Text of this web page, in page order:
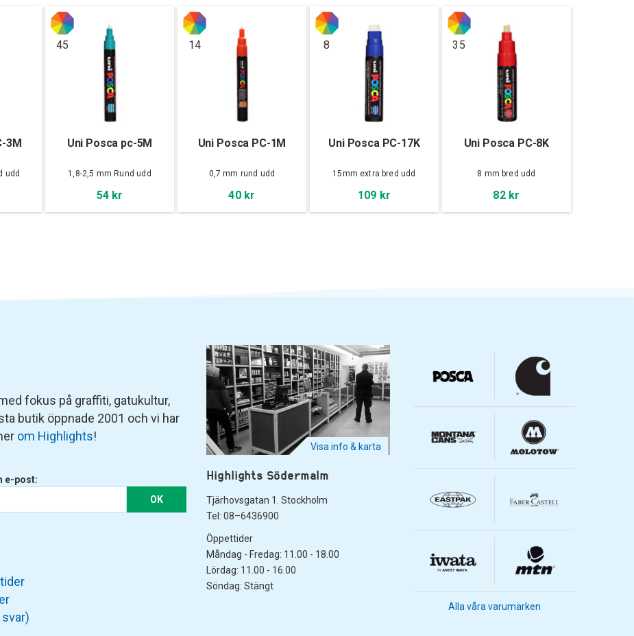
3M
udd
45
Uni Posca pc-5M
1,8-2,5 mm Rund udd
54 kr
14
Uni Posca PC-1M
0,7 mm rund udd
40 kr
8
Uni Posca PC-17K
15mm extra bred udd
109 kr
35
Uni Posca PC-8K
8 mm bred udd
82 kr
fokus på graffiti, gatukultur,
butik öppnade 2001 och vi har
om Highlights!
e-post:
OK
Visa info & karta
Highlights Södermalm
Tjärhovsgatan 1. Stockholm
Tel: 08–6436900
Öppettider
Måndag - Fredag: 11.00 - 18.00
Lördag: 11.00 - 16.00
Söndag: Stängt
svar)
Alla våra varumärken